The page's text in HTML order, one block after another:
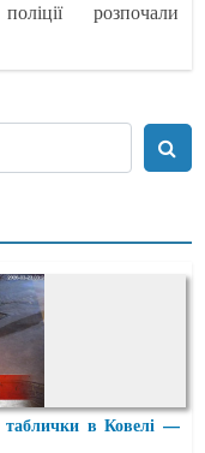
розпочали
таблички в Ковелі —